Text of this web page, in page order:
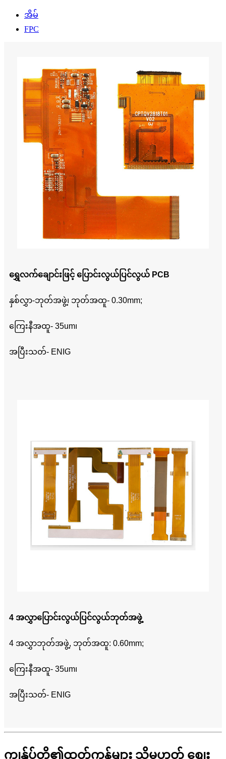
အိမ်
FPC
ရွှေလက်ချောင်းဖြင့် ပြောင်းလွယ်ပြင်လွယ် PCB
နှစ်လွှာ-ဘုတ်အဖွဲ့၊ ဘုတ်အထူ- 0.30mm;
ကြေးနီအထူ- 35um၊
အပြီးသတ်- ENIG
4 အလွှာပြောင်းလွယ်ပြင်လွယ်ဘုတ်အဖွဲ့
4 အလွှာဘုတ်အဖွဲ့, ဘုတ်အထူ: 0.60mm;
ကြေးနီအထူ- 35um၊
အပြီးသတ်- ENIG
ကျွန်ုပ်တို့၏ထုတ်ကုန်များ သို့မဟုတ် စျေး